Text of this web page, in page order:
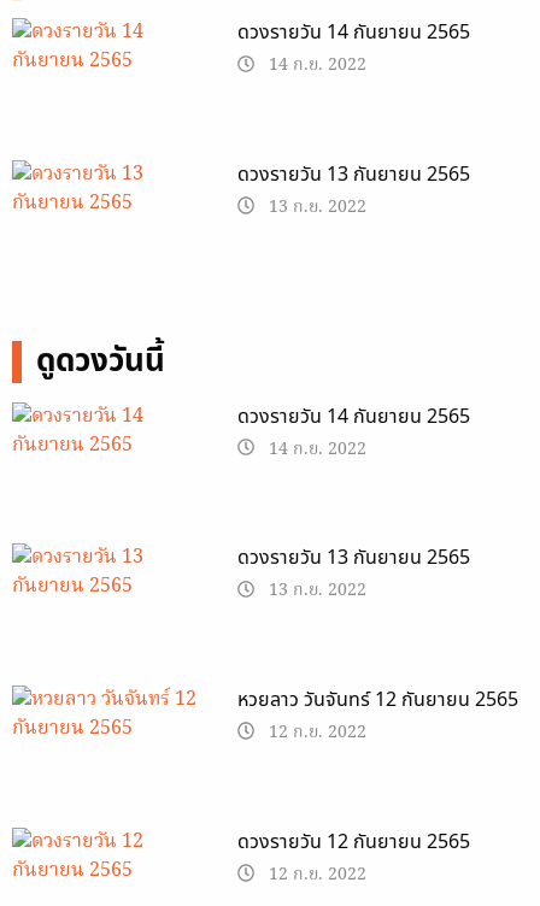
ดวงรายวัน 14 กันยายน 2565
14 ก.ย. 2022
ดวงรายวัน 13 กันยายน 2565
13 ก.ย. 2022
ดูดวงวันนี้
ดวงรายวัน 14 กันยายน 2565
14 ก.ย. 2022
ดวงรายวัน 13 กันยายน 2565
13 ก.ย. 2022
หวยลาว วันจันทร์ 12 กันยายน 2565
12 ก.ย. 2022
ดวงรายวัน 12 กันยายน 2565
12 ก.ย. 2022